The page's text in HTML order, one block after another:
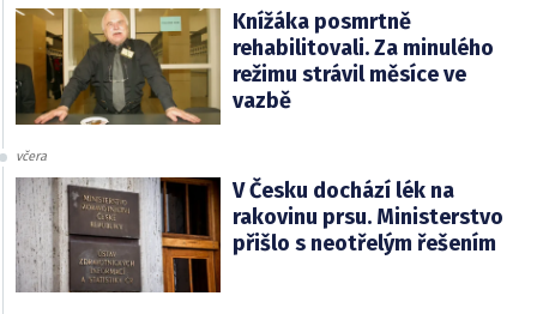
Knížáka posmrtně
rehabilitovali. Za minulého
režimu strávil měsíce ve
vazbě
včera
V Česku dochází lék na
rakovinu prsu. Ministerstvo
přišlo s neotřelým řešením